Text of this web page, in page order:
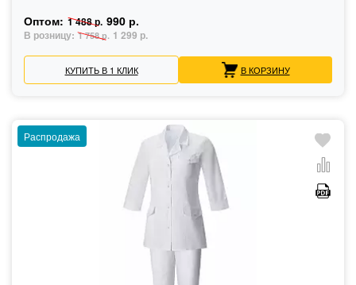
Оптом: 1 488 р. 990 р.
В розницу: 1 758 р. 1 299 р.
КУПИТЬ В 1 КЛИК В КОРЗИНУ
Распродажа